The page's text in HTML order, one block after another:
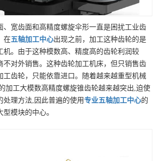
、宽齿面和高精度螺旋伞形一直是困扰工业齿
在五轴加工中心出现之前，加工这种齿轮的是
机。由于这种模数高、精度高的齿轮利润较
不对外销售。这种齿轮加工机床，但只销售齿
工齿轮，只能依靠进口。随着越来越重型机械
加工大模数高精度螺旋锥齿轮越来越突出,迫使
处理方法,因此普遍的使用专业五轴加工中心的
模块的中心。